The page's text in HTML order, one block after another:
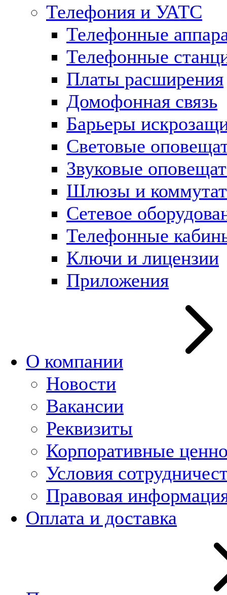
Телефония и УАТС
Телефонные
Телефонные
Платы расширения
Домофонная связь
Барьеры
Световые
Звуковые
Шлюзы и
Сетевое
Телефонные
Ключи и лицензии
Приложения
О компании
Новости
Вакансии
Реквизиты
Корпоративные
Условия
Правовая
Оплата и доставка